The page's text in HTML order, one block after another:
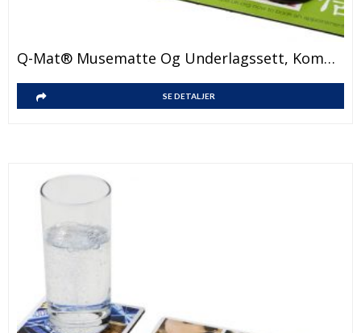
Q-Mat® Musematte Og Underlagssett, Kombinasjon 2
SE DETALJER